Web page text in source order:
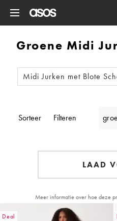
Groene Midi
Midi Jurken met Blote
Sorteer Filteren
LAAD
Meer informatie over hoe deze
Deal